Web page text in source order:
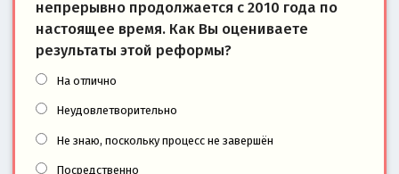
непрерывно продолжается с 2010 года по
настоящее время. Как Вы оцениваете
результаты этой реформы?
На отлично
Неудовлетворительно
Не знаю, поскольку процесс не завершён
Посредственно